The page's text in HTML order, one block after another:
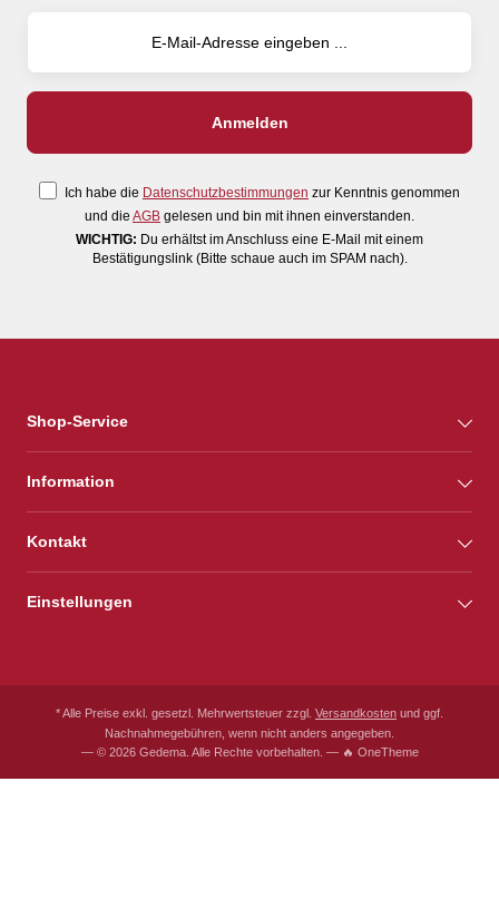
Ich habe die Datenschutzbestimmungen zur Kenntnis genommen
und die AGB gelesen und bin mit ihnen einverstanden.
WICHTIG: Du erhältst im Anschluss eine E-Mail mit einem
Bestätigungslink (Bitte schaue auch im SPAM nach).
Shop-Service
Information
Kontakt
Einstellungen
* Alle Preise exkl. gesetzl. Mehrwertsteuer zzgl. Versandkosten und ggf.
Nachnahmegebühren, wenn nicht anders angegeben.
— © 2026 Gedema. Alle Rechte vorbehalten. — 🔥 OneTheme